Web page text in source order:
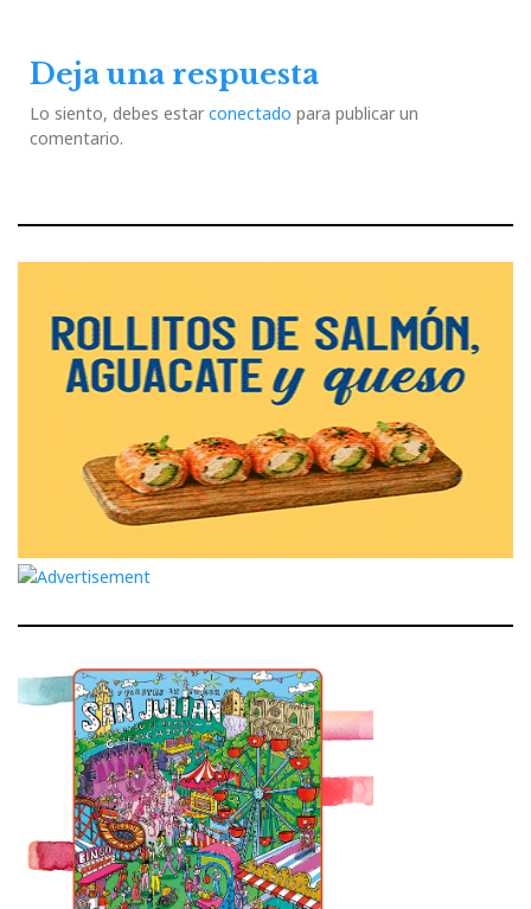
Deja una respuesta
Lo siento, debes estar conectado para publicar un
comentario.